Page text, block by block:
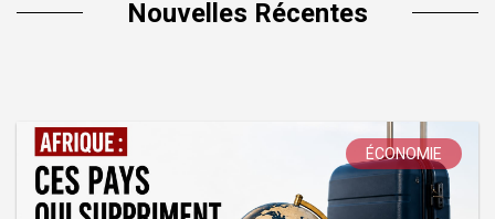
Nouvelles Récentes
ÉCONOMIE